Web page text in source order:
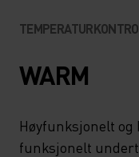
WARM
Høyfunksjonelt
funksjonelt